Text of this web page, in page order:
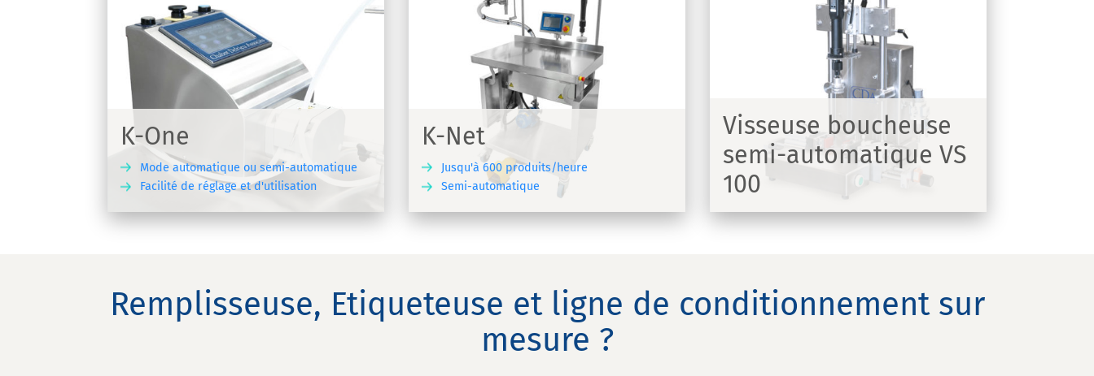
K-One
Mode automatique ou semi-automatique
Facilité de réglage et d'utilisation
K-Net
Jusqu'à 600 produits/heure
Semi-automatique
K-Net
Remplisseuse et visseuse semi-
automatique
Visseuse boucheuse
semi-automatique VS
100
Visseuse boucheuse
semi-automatique VS
100
Visseuse vs 100 machine de vissage
indépendante
Remplisseuse, Etiqueteuse et ligne de conditionnement sur
mesure ?